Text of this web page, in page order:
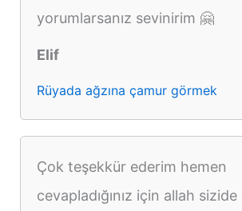
yorumlarsanız sevinirim 🤗
Elif
Rüyada ağzına çamur görmek
Çok teşekkür ederim hemen
cevapladığınız için allah